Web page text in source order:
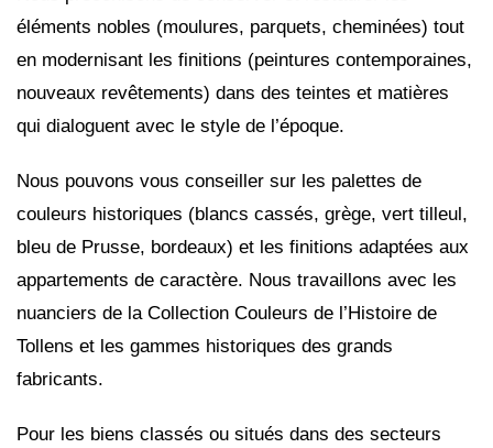
éléments nobles (moulures, parquets, cheminées) tout
en modernisant les finitions (peintures contemporaines,
nouveaux revêtements) dans des teintes et matières
qui dialoguent avec le style de l’époque.
Nous pouvons vous conseiller sur les palettes de
couleurs historiques (blancs cassés, grège, vert tilleul,
bleu de Prusse, bordeaux) et les finitions adaptées aux
appartements de caractère. Nous travaillons avec les
nuanciers de la Collection Couleurs de l’Histoire de
Tollens et les gammes historiques des grands
fabricants.
Pour les biens classés ou situés dans des secteurs